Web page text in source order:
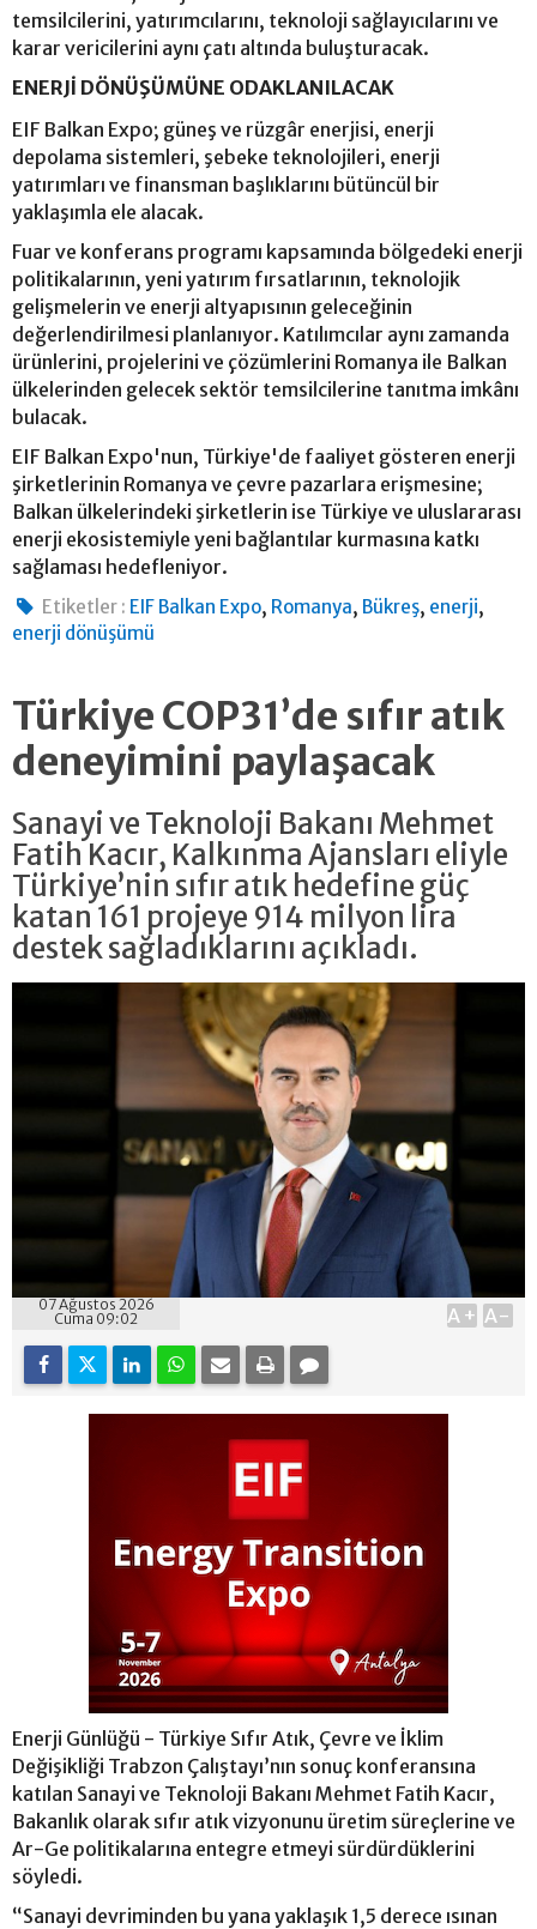
temsilcilerini, yatırımcılarını, teknoloji sağlayıcılarını ve
karar vericilerini aynı çatı altında buluşturacak.
ENERJİ DÖNÜŞÜMÜNE ODAKLANILACAK
EIF Balkan Expo; güneş ve rüzgâr enerjisi, enerji
depolama sistemleri, şebeke teknolojileri, enerji
yatırımları ve finansman başlıklarını bütüncül bir
yaklaşımla ele alacak.
Fuar ve konferans programı kapsamında bölgedeki enerji
politikalarının, yeni yatırım fırsatlarının, teknolojik
gelişmelerin ve enerji altyapısının geleceğinin
değerlendirilmesi planlanıyor. Katılımcılar aynı zamanda
ürünlerini, projelerini ve çözümlerini Romanya ile Balkan
ülkelerinden gelecek sektör temsilcilerine tanıtma imkânı
bulacak.
EIF Balkan Expo'nun, Türkiye'de faaliyet gösteren enerji
şirketlerinin Romanya ve çevre pazarlara erişmesine;
Balkan ülkelerindeki şirketlerin ise Türkiye ve uluslararası
enerji ekosistemiyle yeni bağlantılar kurmasına katkı
sağlaması hedefleniyor.
Etiketler : EIF Balkan Expo, Romanya, Bükreş, enerji,
enerji dönüşümü
Türkiye COP31’de sıfır atık
deneyimini paylaşacak
Sanayi ve Teknoloji Bakanı Mehmet
Fatih Kacır, Kalkınma Ajansları eliyle
Türkiye’nin sıfır atık hedefine güç
katan 161 projeye 914 milyon lira
destek sağladıklarını açıkladı.
07 Ağustos 2026
Cuma 09:02
A+ A-
Enerji Günlüğü - Türkiye Sıfır Atık, Çevre ve İklim
Değişikliği Trabzon Çalıştayı’nın sonuç konferansına
katılan Sanayi ve Teknoloji Bakanı Mehmet Fatih Kacır,
Bakanlık olarak sıfır atık vizyonunu üretim süreçlerine ve
Ar-Ge politikalarına entegre etmeyi sürdürdüklerini
söyledi.
“Sanayi devriminden bu yana yaklaşık 1,5 derece ısınan